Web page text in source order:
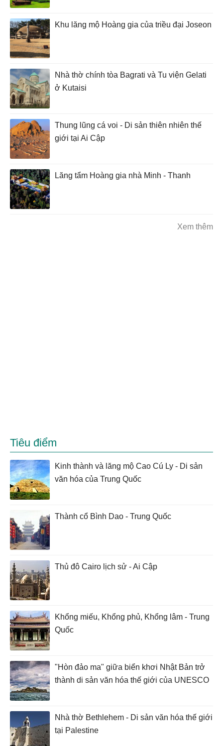
Khu lăng mộ Hoàng gia của triều đại Joseon
Nhà thờ chính tòa Bagrati và Tu viện Gelati
ở Kutaisi
Thung lũng cá voi - Di sản thiên nhiên thế
giới tại Ai Cập
Lăng tẩm Hoàng gia nhà Minh - Thanh
Xem thêm
Tiêu điểm
Kinh thành và lăng mộ Cao Cú Ly - Di sản
văn hóa của Trung Quốc
Thành cổ Bình Dao - Trung Quốc
Thủ đô Cairo lịch sử - Ai Cập
Khổng miếu, Khổng phủ, Khổng lâm - Trung
Quốc
"Hòn đảo ma" giữa biển khơi Nhật Bản trở
thành di sản văn hóa thế giới của UNESCO
Nhà thờ Bethlehem - Di sản văn hóa thế giới
tại Palestine